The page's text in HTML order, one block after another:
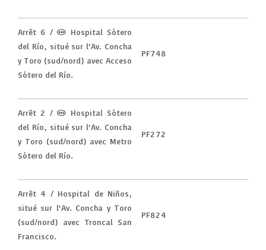
Arrêt 6 / (M) Hospital Sótero
del Río, situé sur l’Av. Concha
y Toro (sud/nord) avec Acceso
Sótero del Río.
PF748
Arrêt 2 / (M) Hospital Sótero
del Río, situé sur l’Av. Concha
y Toro (sud/nord) avec Metro
Sótero del Río.
PF272
Arrêt 4 / Hospital de Niños,
situé sur l’Av. Concha y Toro
(sud/nord) avec Troncal San
Francisco.
PF824